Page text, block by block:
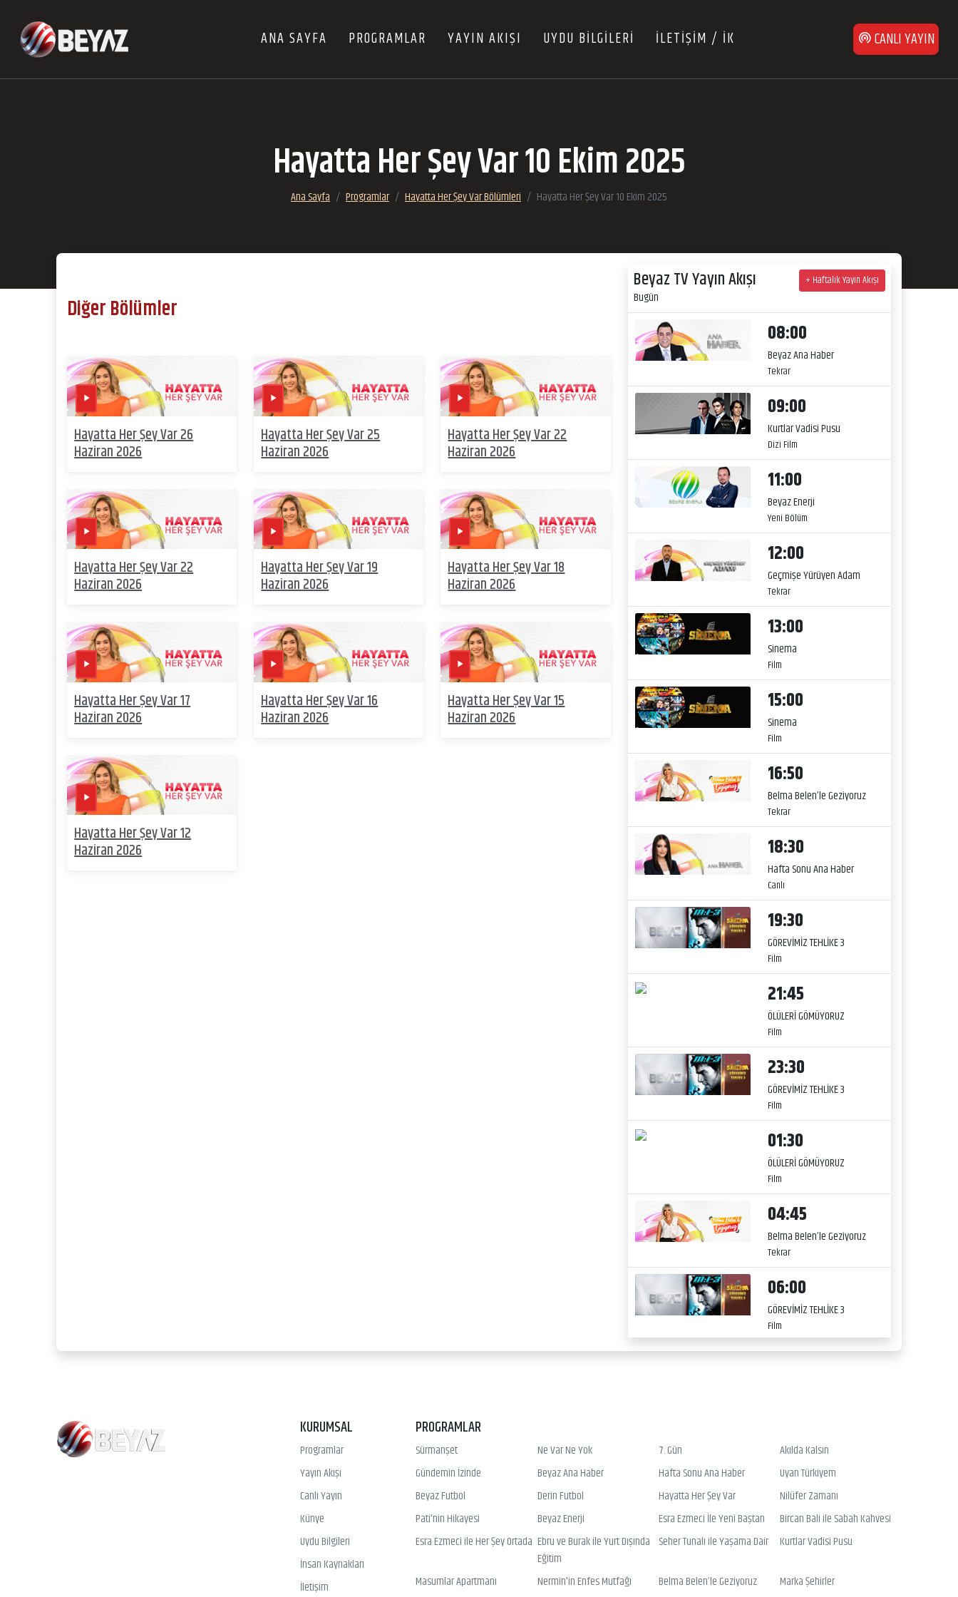
ANA SAYFA PROGRAMLAR YAYIN AKIŞI UYDU BİLGİLERİ İLETİŞİM / İK CANLI YAYIN
Hayatta Her Şey Var 10 Ekim 2025
Ana Sayfa Programlar Hayatta Her Şey Var Bölümleri Hayatta Her Şey Var 10 Ekim 2025
Diğer Bölümler
Hayatta Her Şey Var 26
Haziran 2026
Hayatta Her Şey Var 25
Haziran 2026
Hayatta Her Şey Var 22
Haziran 2026
Hayatta Her Şey Var 22
Haziran 2026
Hayatta Her Şey Var 19
Haziran 2026
Hayatta Her Şey Var 18
Haziran 2026
Hayatta Her Şey Var 17
Haziran 2026
Hayatta Her Şey Var 16
Haziran 2026
Hayatta Her Şey Var 15
Haziran 2026
Hayatta Her Şey Var 12
Haziran 2026
Beyaz TV Yayın Akışı
Bugün
+ Haftalık Yayın Akışı
08:00
Beyaz Ana Haber
Tekrar
09:00
Kurtlar Vadisi Pusu
Dizi Film
11:00
Beyaz Enerji
Yeni Bölüm
12:00
Geçmişe Yürüyen Adam
Tekrar
13:00
Sinema
Film
15:00
Sinema
Film
16:50
Belma Belen’le Geziyoruz
Tekrar
18:30
Hafta Sonu Ana Haber
Canlı
19:30
GÖREVİMİZ TEHLİKE 3
Film
21:45
ÖLÜLERİ GÖMÜYORUZ
Film
23:30
GÖREVİMİZ TEHLİKE 3
Film
01:30
ÖLÜLERİ GÖMÜYORUZ
Film
04:45
Belma Belen’le Geziyoruz
Tekrar
06:00
GÖREVİMİZ TEHLİKE 3
Film
KURUMSAL
Programlar
Yayın Akışı
Canlı Yayın
Künye
Uydu Bilgileri
İnsan Kaynakları
İletişim
PROGRAMLAR
Sürmanşet Ne Var Ne Yok 7. Gün
Akılda Kalsın
Gündemin İzinde
Beyaz Ana Haber Hafta Sonu Ana Haber
Uyan Türkiyem
Beyaz Futbol
Derin Futbol Hayatta Her Şey Var
Nilüfer Zamanı
Pati'nin Hikayesi
Beyaz Enerji Esra Ezmeci İle Yeni Baştan
Bircan Bali ile Sabah Kahvesi
Esra Ezmeci ile Her Şey Ortada Ebru ve Burak ile Yurt Dışında
Eğitim
Seher Tunalı ile Yaşama Dair Kurtlar Vadisi Pusu
Masumlar Apartmanı Nermin'in Enfes Mutfağı Belma Belen’le Geziyoruz
Marka Şehirler